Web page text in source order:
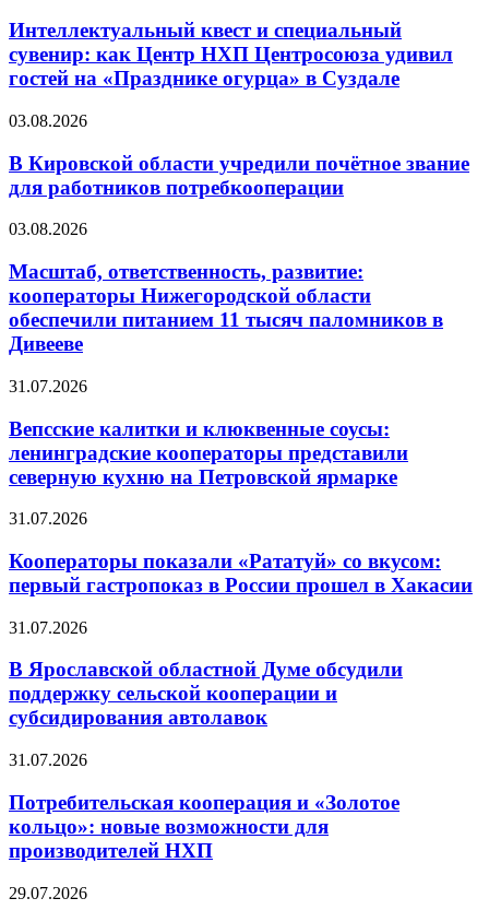
Интеллектуальный квест и специальный
сувенир: как Центр НХП Центросоюза удивил
гостей на «Празднике огурца» в Суздале
03.08.2026
В Кировской области учредили почётное звание
для работников потребкооперации
03.08.2026
Масштаб, ответственность, развитие:
кооператоры Нижегородской области
обеспечили питанием 11 тысяч паломников в
Дивееве
31.07.2026
Вепсские калитки и клюквенные соусы:
ленинградские кооператоры представили
северную кухню на Петровской ярмарке
31.07.2026
Кооператоры показали «Рататуй» со вкусом:
первый гастропоказ в России прошел в Хакасии
31.07.2026
В Ярославской областной Думе обсудили
поддержку сельской кооперации и
субсидирования автолавок
31.07.2026
Потребительская кооперация и «Золотое
кольцо»: новые возможности для
производителей НХП
29.07.2026